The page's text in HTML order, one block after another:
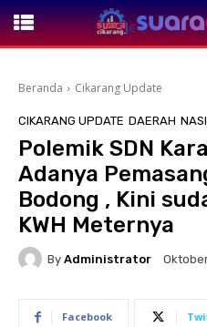
Beranda Cikarang Update
CIKARANG UPDATE DAERAH
Polemik SDN
Adanya
Bodong , Kini
KWH Meternya
By Administrator
Facebook